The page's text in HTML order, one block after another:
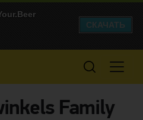
Family
СКАЧАТЬ